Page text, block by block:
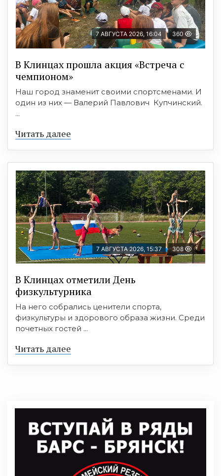
7 АВГУСТА 2026, 16:04 360
В Клинцах прошла акция «Встреча с
чемпионом»
Наш город знаменит своими спортсменами. И
один из них — Валерий Павлович Купчинский.
...
Читать далее
7 АВГУСТА 2026, 15:37 308
В Клинцах отметили День
физкультурника
На него собрались ценители спорта,
физкультуры и здорового образа жизни. Среди
почетных гостей ...
Читать далее